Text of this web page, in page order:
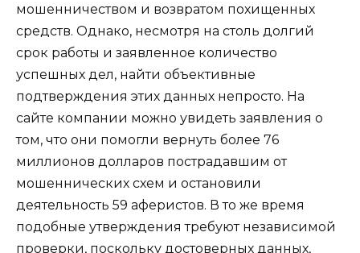
мошенничеством и возвратом похищенных
средств. Однако, несмотря на столь долгий
срок работы и заявленное количество
успешных дел, найти объективные
подтверждения этих данных непросто. На
сайте компании можно увидеть заявления о
том, что они помогли вернуть более 76
миллионов долларов пострадавшим от
мошеннических схем и остановили
деятельность 59 аферистов. В то же время
подобные утверждения требуют независимой
проверки, поскольку достоверных данных,